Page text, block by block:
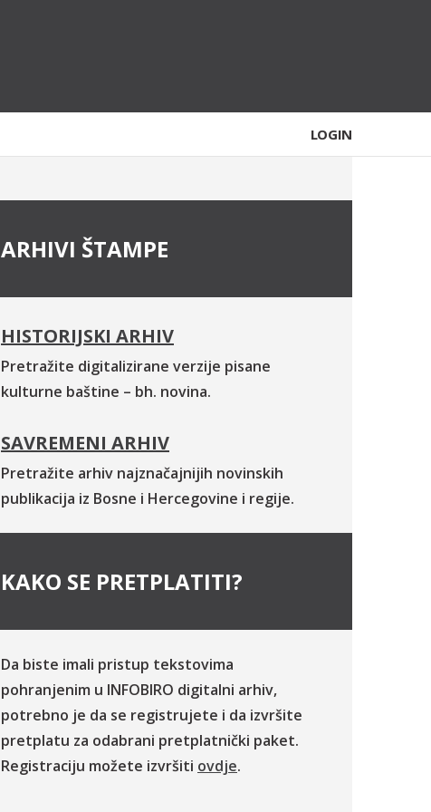
LOGIN
ARHIVI ŠTAMPE
HISTORIJSKI ARHIV
Pretražite digitalizirane verzije pisane
kulturne baštine – bh. novina.
SAVREMENI ARHIV
Pretražite arhiv najznačajnijih novinskih
publikacija iz Bosne i Hercegovine i regije.
KAKO SE PRETPLATITI?
Da biste imali pristup tekstovima
pohranjenim u INFOBIRO digitalni arhiv,
potrebno je da se registrujete i da izvršite
pretplatu za odabrani pretplatnički paket.
Registraciju možete izvršiti ovdje.